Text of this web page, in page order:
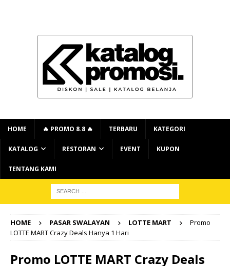
HOME 🔥 PROMO 8.8 🔥 TERBARU KATEGORI
KATALOG RESTORAN EVENT KUPON
TENTANG KAMI
HOME PASAR SWALAYAN LOTTE MART
Promo
LOTTE MART Crazy Deals Hanya 1 Hari
Promo LOTTE MART Crazy Deals